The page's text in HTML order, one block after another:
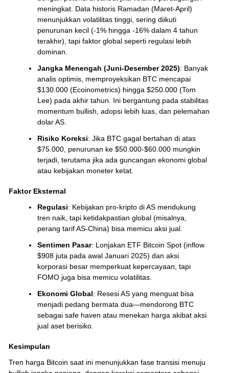
meningkat. Data historis Ramadan (Maret-April)
menunjukkan volatilitas tinggi, sering diikuti
penurunan kecil (-1% hingga -16% dalam 4 tahun
terakhir), tapi faktor global seperti regulasi lebih
dominan.
Jangka Menengah (Juni-Desember 2025): Banyak
analis optimis, memproyeksikan BTC mencapai
$130.000 (Ecoinometrics) hingga $250.000 (Tom
Lee) pada akhir tahun. Ini bergantung pada stabilitas
momentum bullish, adopsi lebih luas, dan pelemahan
dolar AS.
Risiko Koreksi: Jika BTC gagal bertahan di atas
$75.000, penurunan ke $50.000-$60.000 mungkin
terjadi, terutama jika ada guncangan ekonomi global
atau kebijakan moneter ketat.
Faktor Eksternal
Regulasi: Kebijakan pro-kripto di AS mendukung
tren naik, tapi ketidakpastian global (misalnya,
perang tarif AS-China) bisa memicu aksi jual.
Sentimen Pasar: Lonjakan ETF Bitcoin Spot (inflow
$908 juta pada awal Januari 2025) dan aksi
korporasi besar memperkuat kepercayaan, tapi
FOMO juga bisa memicu volatilitas.
Ekonomi Global: Resesi AS yang menguat bisa
menjadi pedang bermata dua—mendorong BTC
sebagai safe haven atau menekan harga akibat aksi
jual aset berisiko.
Kesimpulan
Tren harga Bitcoin saat ini menunjukkan fase transisi menuju